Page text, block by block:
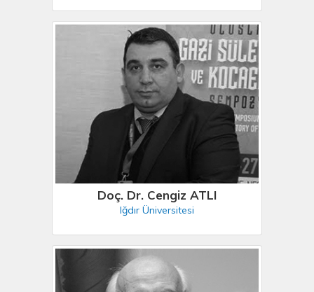
Doç. Dr. Cengiz ATLI
Iğdır Üniversitesi